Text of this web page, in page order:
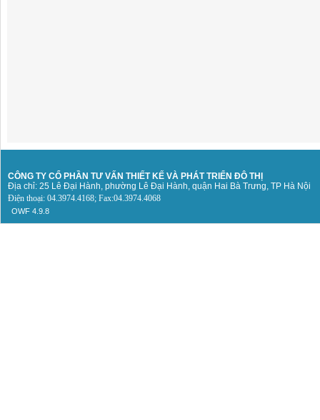
CÔNG TY CỔ PHẦN TƯ VẤN THIẾT KẾ VÀ PHÁT TRIỂN ĐÔ THỊ
Địa chỉ: 25 Lê Đại Hành, phường Lê Đại Hành, quận Hai Bà Trưng, TP Hà Nội
Điện thoại: 04.3974.4168; Fax:04.3974.4068
OWF 4.9.8